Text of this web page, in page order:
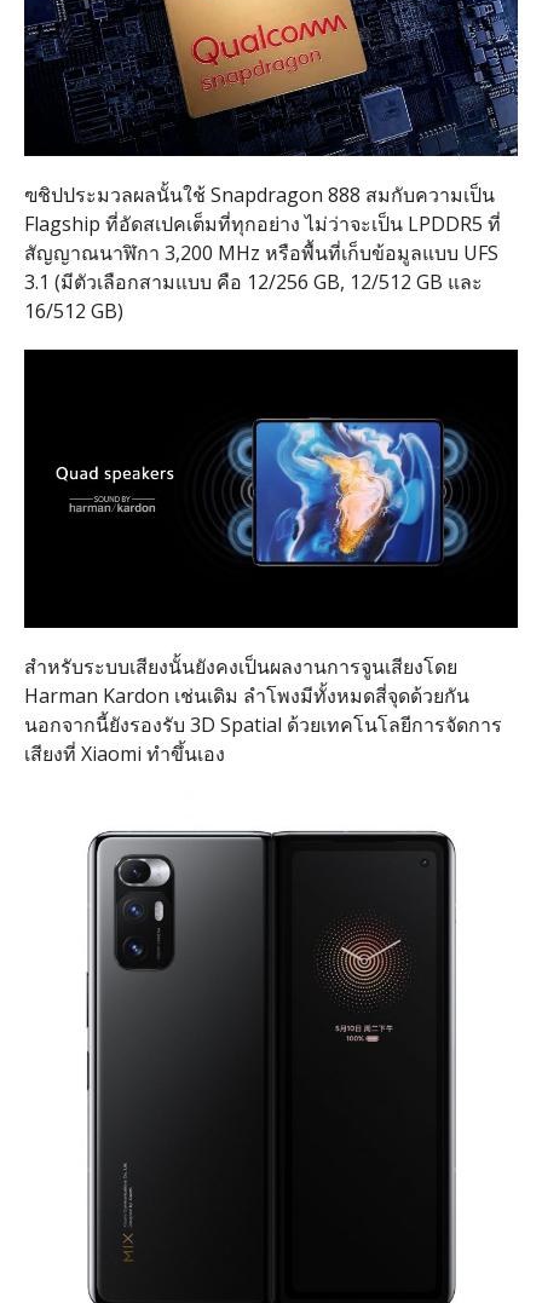
ฃชิปประมวลผลนั้นใช้ Snapdragon 888 สมกับความเป็น
Flagship ที่อัดสเปคเต็มที่ทุกอย่าง ไม่ว่าจะเป็น LPDDR5 ที่
สัญญาณนาฬิกา 3,200 MHz หรือพื้นที่เก็บข้อมูลแบบ UFS
3.1 (มีตัวเลือกสามแบบ คือ 12/256 GB, 12/512 GB และ
16/512 GB)
สำหรับระบบเสียงนั้นยังคงเป็นผลงานการจูนเสียงโดย
Harman Kardon เช่นเดิม ลำโพงมีทั้งหมดสี่จุดด้วยกัน
นอกจากนี้ยังรองรับ 3D Spatial ด้วยเทคโนโลยีการจัดการ
เสียงที่ Xiaomi ทำขึ้นเอง